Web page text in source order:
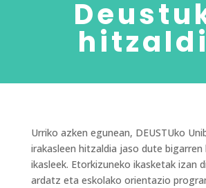
Urriko azken egunean, DEUSTUko
irakasleen hitzaldia jaso dute
ikasleek. Etorkizuneko ikasketak izan
ardatz eta eskolako orientazio